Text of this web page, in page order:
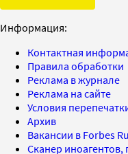
Информация:
Контактная
Правила обработки
Реклама в журнале
Реклама на сайте
Условия
Архив
Вакансии в Forbes
Сканер иноагентов,